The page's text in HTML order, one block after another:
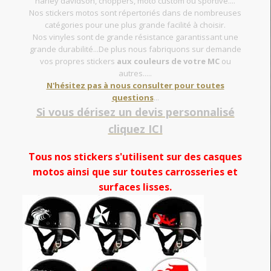
Nos stickers motos sont répertoriés dans de nombreuses
catégories pour une plus grande facilité à choisir.
Nos vinyles sont de grande résistance garantissant une
grande durabilité...De plus nous fabriquons sur demande
vos propres stickers aux couleurs de votre MCou
autres.....
N'hésitez pas à nous consulter pour toutes
questions...
Si vous dérisez un devis personnalisé
cliquez ICI
Tous nos stickers s'utilisent sur des casques
motos ainsi que sur toutes carrosseries et
surfaces lisses.